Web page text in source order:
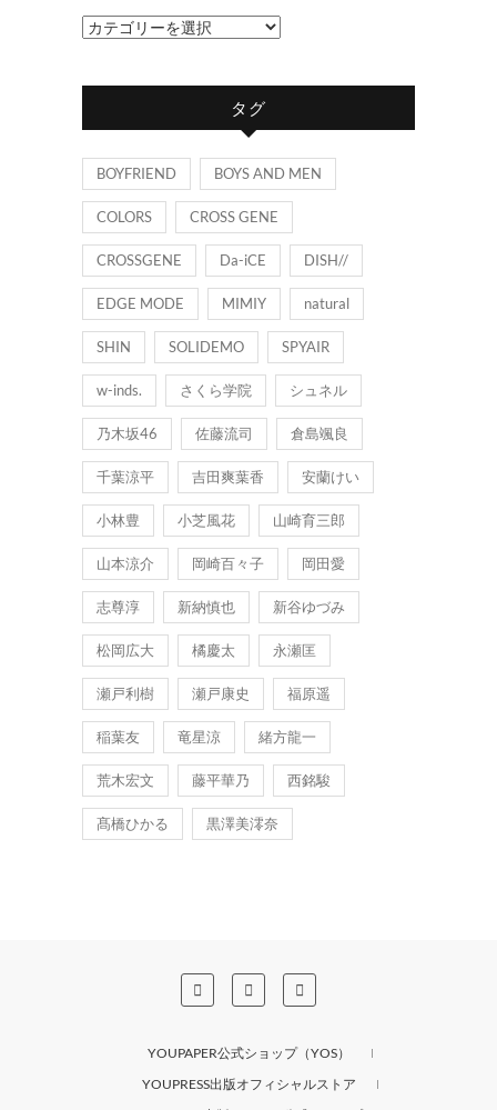
カ
ゴ
タグ
BOYFRIEND BOYS AND MEN
COLORS CROSS GENE
CROSSGENE Da-iCE DISH//
EDGE MODE MIMIY natural
SHIN SOLIDEMO SPYAIR
w-inds. さくら学院 シュネル
乃木坂46 佐藤流司 倉島颯良
千葉涼平 吉田爽葉香 安蘭けい
小林豊 小芝風花 山崎育三郎
山本涼介 岡崎百々子 岡田愛
志尊淳 新納慎也 新谷ゆづみ
松岡広大 橘慶太 永瀬匡
瀬戸利樹 瀬戸康史 福原遥
稲葉友 竜星涼 緒方龍一
荒木宏文 藤平華乃 西銘駿
髙橋ひかる 黒澤美澪奈
YOUPAPER公式ショップ（YOS）
YOUPRESS出版オフィシャルストア